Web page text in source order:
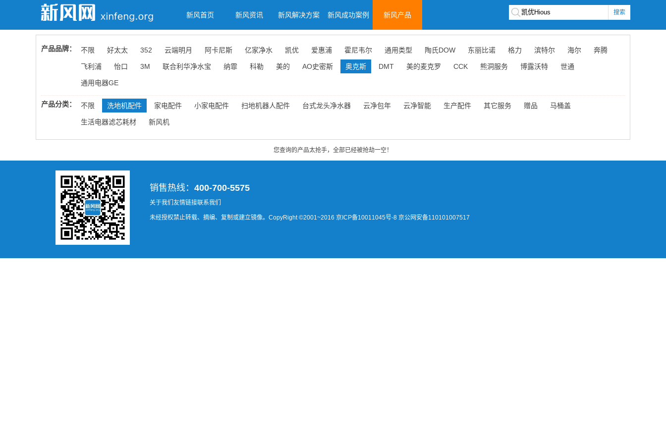
新风首页 新风资讯 新风解决方案 新风成功案例 新风产品 搜索
产品品牌： 不限 好太太 352 云端明月 阿卡尼斯 亿家净水 凯优 爱惠浦 霍尼韦尔 通用类型 陶氏DOW 东丽比诺 格力 滨特尔 海尔 奔腾
飞利浦 怡口 3M 联合利华净水宝 纳霏 科勒 美的 AO史密斯 奥克斯 DMT 美的麦克罗 CCK 熊洞服务 博露沃特 世通
通用电器GE
产品分类： 不限 洗地机配件 家电配件 小家电配件 扫地机器人配件 台式龙头净水器 云净包年 云净智能 生产配件 其它服务 赠品 马桶盖
生活电器滤芯耗材 新风机
您查询的产品太抢手，全部已经被抢劫一空！
销售热线： 400-700-5575
关于我们 友情链接联系我们
未经授权禁止转载、摘编、复制或建立镜像。CopyRight ©2001~2016 京ICP备10011045号-8 京公网安备110101007517